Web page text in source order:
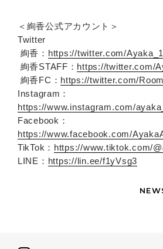
＜絢香公式アカウント＞
Twitter
絢香： https://twitter.com/
絢香STAFF： https://twitter.com/
絢香FC： https://twitter.com/
Instagram：
https://www.instagram.com/
Facebook：
https://www.facebook.com/
TikTok： https://www.tiktok.com/
LINE： https://lin.ee/f1yVsg3